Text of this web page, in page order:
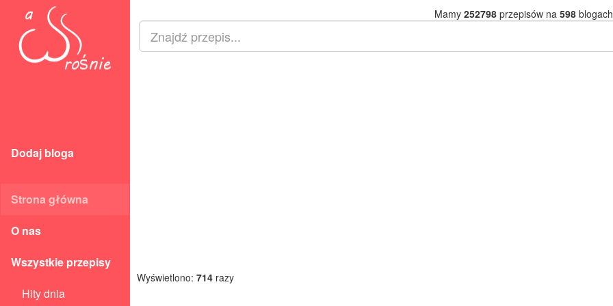
Dodaj bloga
Strona główna
O nas
Wszystkie przepisy
Hity dnia
Mamy 252798przepisów na 598
Wyświetlono: 714 razy